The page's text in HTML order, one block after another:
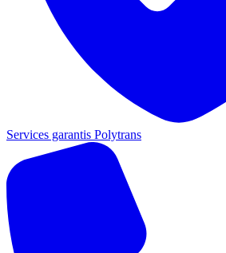
Services garantis Polytrans